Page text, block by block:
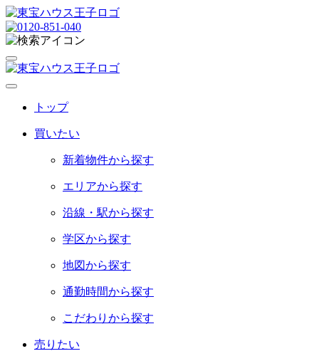
ト ップ
買いたい
新着物件から探す
エリアから探す
沿線・駅から探す
学区から探す
地図から探す
通勤時間から探す
こだわりから探す
売 り たい